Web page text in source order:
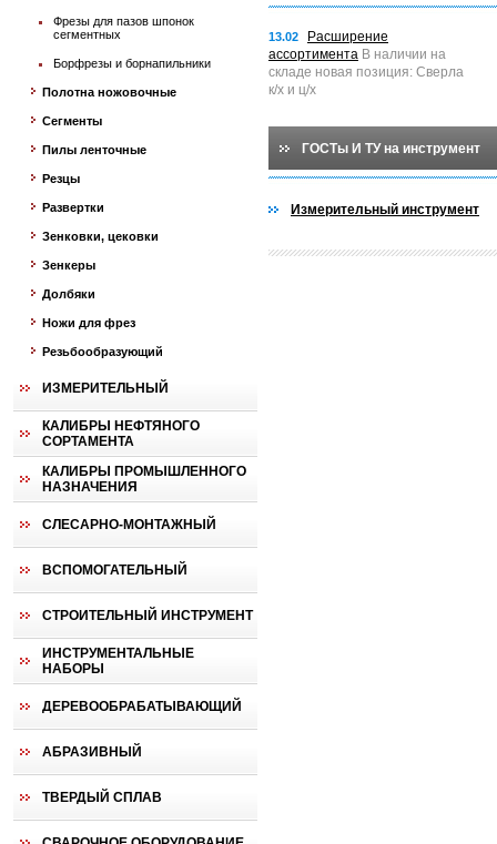
Фрезы для пазов шпонок
сегментных
Борфрезы и борнапильники
Полотна ножовочные
Сегменты
Пилы ленточные
Резцы
Развертки
Зенковки, цековки
Зенкеры
Долбяки
Ножи для фрез
Резьбообразующий
ИЗМЕРИТЕЛЬНЫЙ
КАЛИБРЫ НЕФТЯНОГО
СОРТАМЕНТА
КАЛИБРЫ ПРОМЫШЛЕННОГО
НАЗНАЧЕНИЯ
СЛЕСАРНО-МОНТАЖНЫЙ
ВСПОМОГАТЕЛЬНЫЙ
СТРОИТЕЛЬНЫЙ ИНСТРУМЕНТ
ИНСТРУМЕНТАЛЬНЫЕ
НАБОРЫ
ДЕРЕВООБРАБАТЫВАЮЩИЙ
АБРАЗИВНЫЙ
ТВЕРДЫЙ СПЛАВ
13.02
Расширение
ассортимента В наличии на
складе новая позиция: Сверла
к/х и ц/х
ГОСТы И ТУ на инструмент
Измерительный инструмент